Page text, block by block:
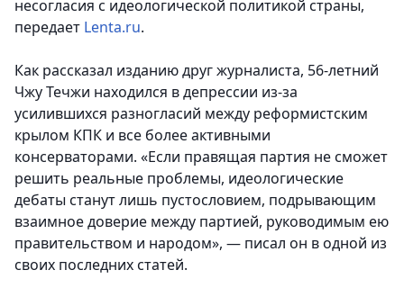
несогласия с идеологической политикой страны,
передает Lenta.ru.
Как рассказал изданию друг журналиста, 56-летний
Чжу Течжи находился в депрессии из-за
усилившихся разногласий между реформистским
крылом КПК и все более активными
консерваторами. «Если правящая партия не сможет
решить реальные проблемы, идеологические
дебаты станут лишь пустословием, подрывающим
взаимное доверие между партией, руководимым ею
правительством и народом», — писал он в одной из
своих последних статей.